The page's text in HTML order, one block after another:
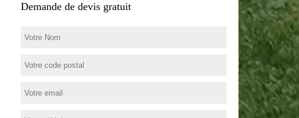
Demande de devis gratuit